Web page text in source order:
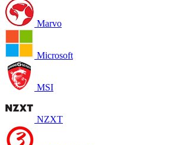
Marvo
Microsoft
MSI
NZXT